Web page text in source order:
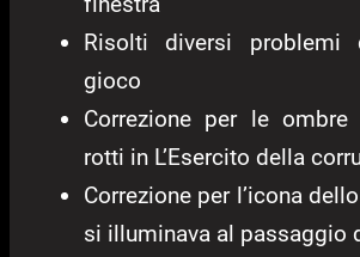
Risolti diversi
gioco
Correzione per le
rotti in L’Esercito della
Correzione per l’icona
si illuminava al passaggio